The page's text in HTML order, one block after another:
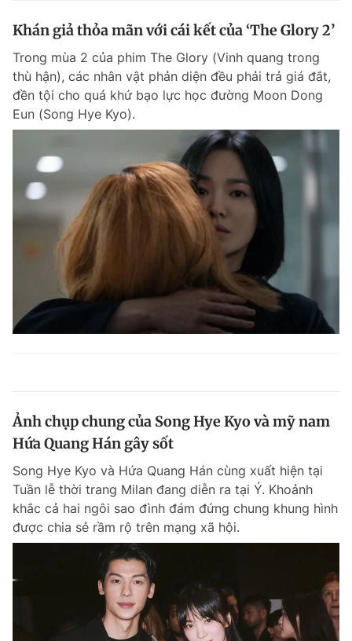
Khán giả thỏa mãn với cái kết của ‘The Glory 2’
Trong mùa 2 của phim The Glory (Vinh quang trong
thù hận), các nhân vật phản diện đều phải trả giá đắt,
đền tội cho quá khứ bạo lực học đường Moon Dong
Eun (Song Hye Kyo).
Ảnh chụp chung của Song Hye Kyo và mỹ nam
Hứa Quang Hán gây sốt
Song Hye Kyo và Hứa Quang Hán cùng xuất hiện tại
Tuần lễ thời trang Milan đang diễn ra tại Ý. Khoảnh
khắc cả hai ngôi sao đình đám đứng chung khung hình
được chia sẻ rầm rộ trên mạng xã hội.